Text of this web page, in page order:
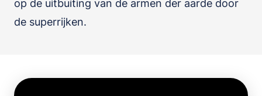
op de uitbuiting van de armen der aarde door
de superrijken.